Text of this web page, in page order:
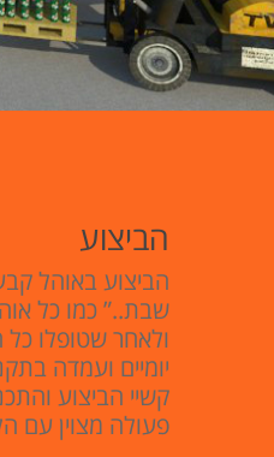
הביצוע
הביצוע באוהל
שבת..” כמו כל
ולאחר שטופלו
יומיים ועמדה
קשיי הביצוע
פעולה מצוין עם